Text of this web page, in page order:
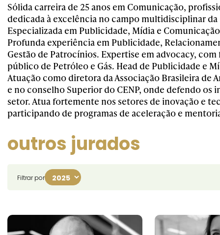
Sólida carreira de 25 anos em Comunicação,
dedicada à excelência no campo multidisciplinar
Especializada em Publicidade, Mídia e
Profunda experiência em Publicidade,
Gestão de Patrocínios. Expertise em advocacy,
público de Petróleo e Gás. Head de Publicidade e
Atuação como diretora da Associação Brasileira de
e no conselho Superior do CENP, onde defendo os
setor. Atua fortemente nos setores de inovação e
participando de programas de aceleração e
outros jurados
Filtrar por